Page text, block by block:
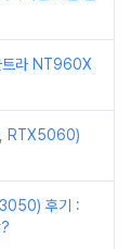
트라 NT960X
RTX5060)
후기 :